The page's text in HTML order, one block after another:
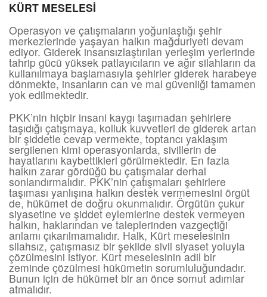
KÜRT MESELESİ
Operasyon ve çatışmaların yoğunlaştığı şehir
merkezlerinde yaşayan halkın mağduriyeti devam
ediyor. Giderek insansızlaştırılan yerleşim yerlerinde
tahrip gücü yüksek patlayıcıların ve ağır silahların da
kullanılmaya başlamasıyla şehirler giderek harabeye
dönmekte, insanların can ve mal güvenliği tamamen
yok edilmektedir.
PKK’nin hiçbir insani kaygı taşımadan şehirlere
taşıdığı çatışmaya, kolluk kuvvetleri de giderek artan
bir şiddetle cevap vermekte, toptancı yaklaşım
sergilenen kimi operasyonlarda, sivillerin de
hayatlarını kaybettikleri görülmektedir. En fazla
halkın zarar gördüğü bu çatışmalar derhal
sonlandırmalıdır. PKK’nin çatışmaları şehirlere
taşıması yanlışına halkın destek vermemesini örgüt
de, hükümet de doğru okunmalıdır. Örgütün çukur
siyasetine ve şiddet eylemlerine destek vermeyen
halkın, haklarından ve taleplerinden vazgeçtiği
anlamı çıkarılmamalıdır. Halk, Kürt meselesinin
silahsız, çatışmasız bir şekilde sivil siyaset yoluyla
çözülmesini istiyor. Kürt meselesinin adil bir
zeminde çözülmesi hükümetin sorumluluğundadır.
Bunun için de hükümet bir an önce somut adımlar
atmalıdır.